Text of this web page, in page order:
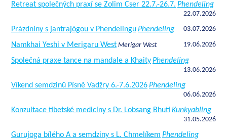
Retreat společných praxí se Zolim Cser 22.7.-26.7. Phendeling
22.07.2026
Prázdniny s jantrajógou v PhendelinguPhendeling 03.07.2026
Namkhai Yeshi v Merigaru West Merigar West 19.06.2026
Společná praxe tance na mandale a KhaityPhendeling
13.06.2026
Víkend semdzinů Písně Vadžry 6.-7.6.2026Phendeling
06.06.2026
Konzultace tibetské medicíny s Dr. Lobsang Bhuti Kunkyabling
31.05.2026
Gurujoga bílého A a semdziny s L. Chmelíkem Phendeling